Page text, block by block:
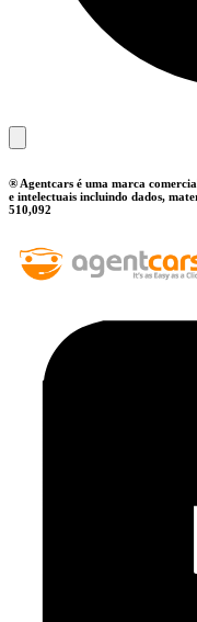
® Agentcars é uma marca
e intelectuais incluindo dados,
510,092